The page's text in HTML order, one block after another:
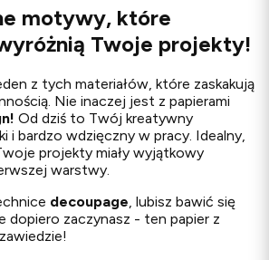
motywy, które
Twoje projekty!
z tych materiałów, które zaskakują
Nie inaczej jest z papierami
Od dziś to Twój kreatywny
i bardzo wdzięczny w pracy. Idealny,
projekty miały wyjątkowy
warstwy.
decoupage , lubisz bawić się
dopiero zaczynasz - ten papier z